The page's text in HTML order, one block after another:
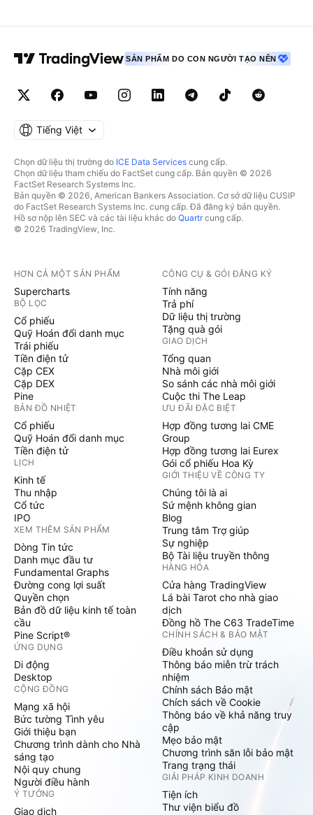
SẢN PHẨM DO CON NGƯỜI TẠO NÊN
Tiếng Việt
Chọn dữ liệu thị trường do ICE Data Services cung cấp.
Chọn dữ liệu tham chiếu do FactSet cung cấp. Bản quyền © 2026
FactSet Research Systems Inc.
Bản quyền © 2026, American Bankers Association. Cơ sở dữ liệu CUSIP
do FactSet Research Systems Inc. cung cấp. Đã đăng ký bản quyền.
Hồ sơ nộp lên SEC và các tài liệu khác do Quartrcung cấp.
© 2026 TradingView, Inc.
HƠN CẢ MỘT SẢN PHẨM
Supercharts
BỘ LỌC
Cổ phiếu
Quỹ Hoán đổi danh mục
Trái phiếu
Tiền điện tử
Cặp CEX
Cặp DEX
Pine
BẢN ĐỒ NHIỆT
Cổ phiếu
Quỹ Hoán đổi danh mục
Tiền điện tử
LỊCH
Kinh tế
Thu nhập
Cổ tức
IPO
XEM THÊM SẢN PHẨM
Dòng Tin tức
Danh mục đầu tư
Fundamental Graphs
Đường cong lợi suất
Quyền chọn
Bản đồ dữ liệu kinh tế toàn
cầu
Pine Script®
ỨNG DỤNG
Di động
Desktop
CỘNG ĐỒNG
Mạng xã hội
Bức tường Tình yêu
Giới thiệu bạn
Chương trình dành cho Nhà
sáng tạo
Nội quy chung
Người điều hành
Ý TƯỞNG
Giao dịch
CÔNG CỤ & GÓI ĐĂNG KÝ
Tính năng
Trả phí
Dữ liệu thị trường
Tặng quà gói
GIAO DỊCH
Tổng quan
Nhà môi giới
So sánh các nhà môi giới
Cuộc thi The Leap
ƯU ĐÃI ĐẶC BIỆT
Hợp đồng tương lai CME
Group
Hợp đồng tương lai Eurex
Gói cổ phiếu Hoa Kỳ
GIỚI THIỆU VỀ CÔNG TY
Chúng tôi là ai
Sứ mệnh không gian
Blog
Trung tâm Trợ giúp
Sự nghiệp
Bộ Tài liệu truyền thông
HÀNG HÓA
Cửa hàng TradingView
Lá bài Tarot cho nhà giao
dịch
Đồng hồ The C63 TradeTime
CHÍNH SÁCH & BẢO MẬT
Điều khoản sử dụng
Thông báo miễn trừ trách
nhiệm
Chính sách Bảo mật
Chích sách về Cookie
Thông báo về khả năng truy
cập
Mẹo bảo mật
Chương trình săn lỗi bảo mật
Trang trạng thái
GIẢI PHÁP KINH DOANH
Tiện ích
Thư viện biểu đồ